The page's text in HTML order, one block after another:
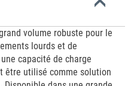
volume robuste pour le
lourds et de
capacité de charge
être utilisé comme solution